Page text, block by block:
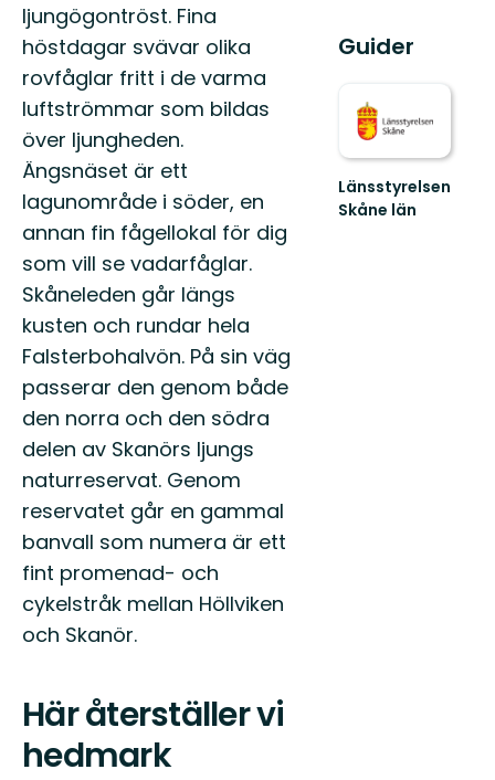
ljungögontröst. Fina
höstdagar svävar olika
rovfåglar fritt i de varma
luftströmmar som bildas
över ljungheden.
Ängsnäset är ett
lagunområde i söder, en
annan fin fågellokal för dig
som vill se vadarfåglar.
Skåneleden går längs
kusten och rundar hela
Falsterbohalvön. På sin väg
passerar den genom både
den norra och den södra
delen av Skanörs ljungs
naturreservat. Genom
reservatet går en gammal
banvall som numera är ett
fint promenad- och
cykelstråk mellan Höllviken
och Skanör.
Här återställer vi
hedmark
Guider
Länsstyrelsen
Skåne län